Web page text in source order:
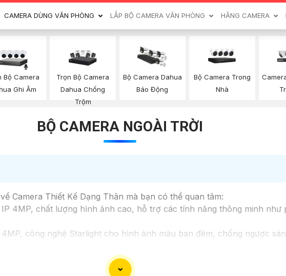
CAMERA DÙNG VĂN PHÒNG LẮP BỘ CAMERA VĂN PHÒNG HÃNG CAMERA
Bộ Camera
Ghi Âm
Trọn Bộ Camera
Dahua Chống
Trộm
Bộ Camera Dahua
Báo Động
Bộ Camera Trong
Nhà
BỘ CAMERA NGOÀI TRỜI
Camera Thiết Kế Dạng Thân mà bạn có thể quan tâm:
IP 4MP, chất lượng hình ảnh cao, hỗ trợ các tính năng thông minh
công nghệ Starlight cho hình ảnh màu ban đêm, chống ngược
Analog 1.3MP, có khả năng quan sát trong điều kiện thiếu sáng,